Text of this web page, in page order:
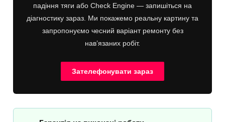
падіння тяги або Check Engine — запишіться на
діагностику зараз. Ми покажемо реальну картину та
запропонуємо чесний варіант ремонту без
нав’язаних робіт.
Зателефонувати зараз